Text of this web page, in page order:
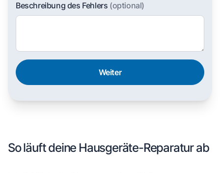
Beschreibung des Fehlers (optional)
Weiter
So läuft deine Hausgeräte-Reparatur ab